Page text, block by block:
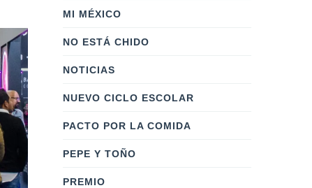
MI MÉXICO
NO ESTÁ CHIDO
NOTICIAS
NUEVO CICLO ESCOLAR
PACTO POR LA COMIDA
PEPE Y TOÑO
PREMIO